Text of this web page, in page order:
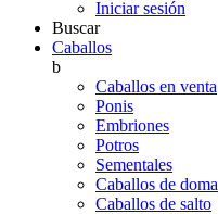
Iniciar sesión
Buscar
Caballos
b
Caballos en venta
Ponis
Embriones
Potros
Sementales
Caballos de doma
Caballos de salto